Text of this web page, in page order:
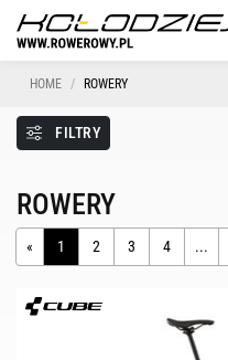
HOME ROWERY
FILTRY
ROWERY
« 1 2 3 4 ...